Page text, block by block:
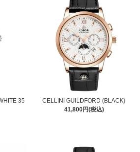
35
CELLINI GUILDFORD (BLACK)
41,800円(税込)